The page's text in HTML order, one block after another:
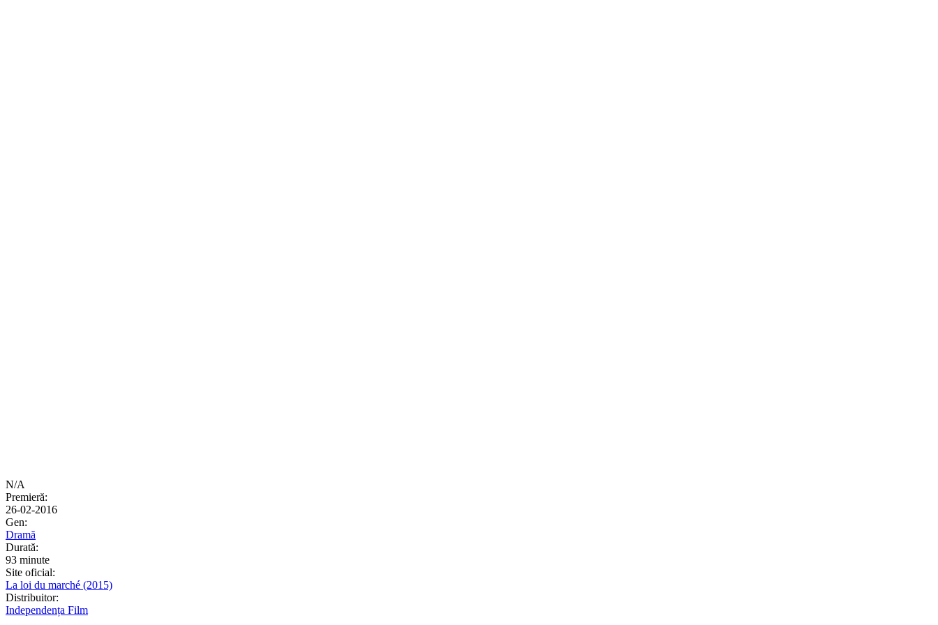
N/A
Premieră:
26-02-2016
Gen:
Dramă
Durată:
93 minute
Site oficial:
La loi du marché (2015)
Distribuitor:
Independența Film